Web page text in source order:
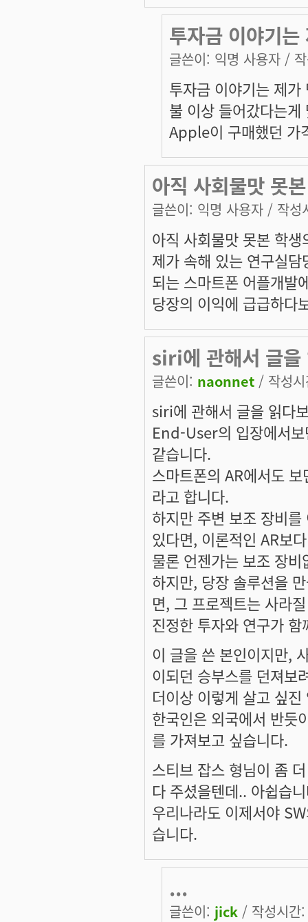
투자금 이야기
글쓴이: 익명 사용자 /
투자금 이야기는 제
불 이상 들어갔다는게
Apple이 구매했던
아직 사회물맛 못
글쓴이: 익명 사용자 / 작성
아직 사회물맛 못본 학
제가 속해 있는 연구실
되는 스마트폰 어플개발
당장의 이익에 급급하다
siri에 관해서 글을
글쓴이: naonnet / 작성
siri에 관해서 글을 읽다
End-User의 입장에서보
같습니다.
스마트폰의 AR에서도
라고 합니다.
하지만 주변 보조 장비
있다면, 이론적인 AR보
물론 언젠가는 보조 장
하지만, 당장 솔루션을
면, 그 프로젝트는 사라
진정한 투자와 연구가
이 글을 쓴 본인이지만,
이되던 승부스를 던져보
더이상 이렇게 살고 싶진
한국인은 외국에서 반듯
를 가져보고 싶습니다.
스티브 잡스 형님이 좀
다 주셨을텐데.. 아쉽습
우리나라도 이제서야
습니다.
...
글쓴이: jick / 작성시